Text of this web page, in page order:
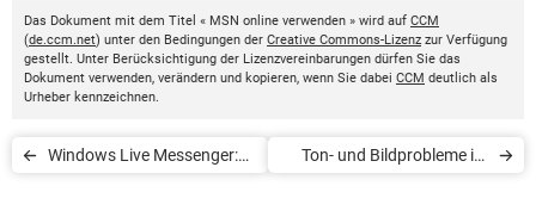
Das Dokument mit dem Titel « MSN online verwenden » wird auf CCM
(de.ccm.net) unter den Bedingungen der Creative Commons-Lizenz zur Verfügung
gestellt. Unter Berücksichtigung der Lizenzvereinbarungen dürfen Sie das
Dokument verwenden, verändern und kopieren, wenn Sie dabei CCM deutlich als
Urheber kennzeichnen.
Windows Live Messenger:
Ton- und Bildprobleme im